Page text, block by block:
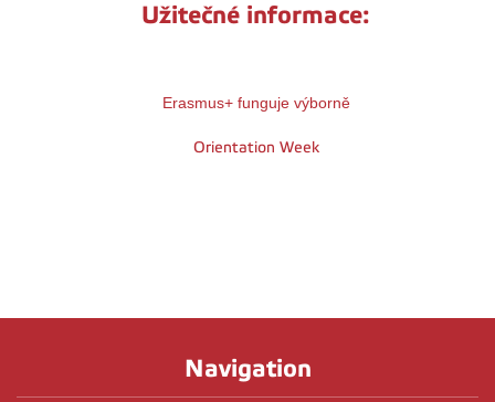
Užitečné informace:
Erasmus+ funguje výborně
Orientation Week
Navigation